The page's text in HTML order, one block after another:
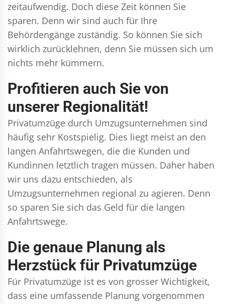
zeitaufwendig. Doch diese Zeit können Sie
sparen. Denn wir sind auch für Ihre
Behördengänge zuständig. So können Sie sich
wirklich zurücklehnen, denn Sie müssen sich um
nichts mehr kümmern.
Profitieren auch Sie von
unserer Regionalität!
Privatumzüge durch Umzugsunternehmen sind
häufig sehr Kostspielig. Dies liegt meist an den
langen Anfahrtswegen, die die Kunden und
Kundinnen letztlich tragen müssen. Daher haben
wir uns dazu entschieden, als
Umzugsunternehmen regional zu agieren. Denn
so sparen Sie sich das Geld für die langen
Anfahrtswege.
Die genaue Planung als
Herzstück für Privatumzüge
Für Privatumzüge ist es von grosser Wichtigkeit,
dass eine umfassende Planung vorgenommen